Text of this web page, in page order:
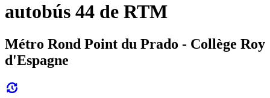
autobús 44 de RTM
Métro Rond Point du Prado - Collège Roy
d'Espagne